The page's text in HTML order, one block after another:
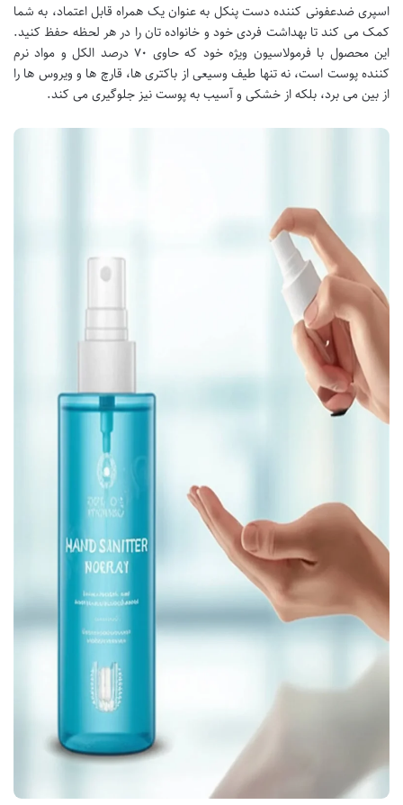
اسپری ضدعفونی کننده دست پنکل به عنوان یک همراه قابل اعتماد، به شما
کمک می کند تا بهداشت فردی خود و خانواده تان را در هر لحظه حفظ کنید.
این محصول با فرمولاسیون ویژه خود که حاوی ۷۰ درصد الکل و مواد نرم
کننده پوست است، نه تنها طیف وسیعی از باکتری ها، قارچ ها و ویروس ها را
از بین می برد، بلکه از خشکی و آسیب به پوست نیز جلوگیری می کند.